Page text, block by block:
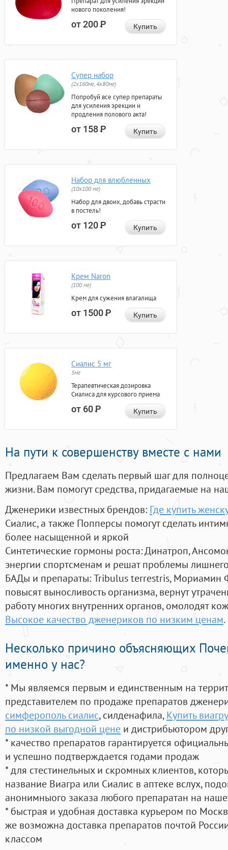
нового поколения!
от 200Р Купить
Супер набор
(2х160мг, 4х80мг)
Попробуй все супер препараты
для усиления эрекции и
продления полового акта!
от 158Р Купить
Набор для влюбленных
(10х100 мг)
Набор для двоих, добавь страсти
в постель!
от 120Р Купить
Крем Naron
(100 мг)
Крем для сужения влагалища
от 1500Р Купить
Сиалис 5 мг
5мг
Терапевтическая дозировка
Сиалиса для курсового приема
от 60Р Купить
На пути к совершенству вместе с нами
Предлагаем Вам сделать первый шаг для
жизни. Вам помогут средства, придагаемые на
Дженерики известных брендов: Где купить
Сиалис, а также Попперсы помогут сделать
более насыщенной и яркой
Синтетические гормоны роста: Динатроп,
энергии спортсменам и решат проблемы
БАДы и препараты:Tribulus terrestris, Мориамин
повысят выносливость организма, вернут
работу многих внутренних органов, омолодят
Высокое качество дженериков по низким ценам.
Несколько причино объясняющих
именно у нас?
* Мы являемся первым и единственным на
представителем по продаже препаратов
симферополь сиалис, силденафила, Купить
по низкой выгодной цене и дистрибьютором
* качество препаратов гарантируется
и успешно подтверждается годами продаж
* для стестинельных и скромных клиентов,
название Виагра или Сиалис в аптеке вслух,
анонимныого заказа любого препаратан на
* быстрая и удобная доставка курьером по
же возможна доставка препаратов почтой
классом